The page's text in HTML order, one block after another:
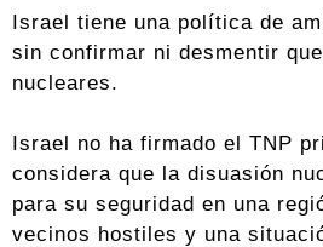
Israel tiene una política de
sin confirmar ni desmentir
nucleares.
Israel no ha firmado el TNP
considera que la disuasión
para su seguridad en una
vecinos hostiles y una